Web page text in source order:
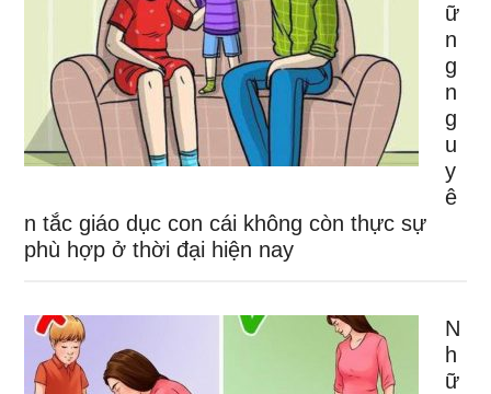
ữ
n
g
n
g
u
y
ê
n tắc giáo dục con cái không còn thực sự
phù hợp ở thời đại hiện nay
N
h
ữ